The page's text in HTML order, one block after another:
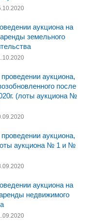
аукциона на
земельного
аукциона,
после
(лоты аукциона №
аукциона,
аукциона № 1 и №
аукциона на
недвижимого